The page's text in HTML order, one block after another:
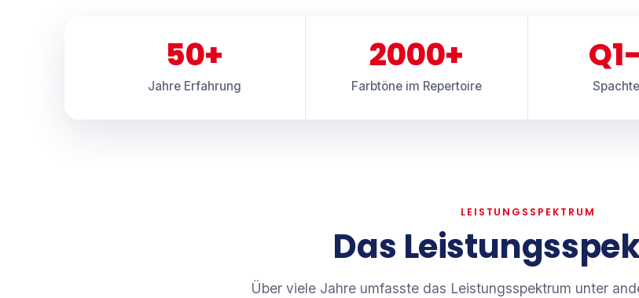
50+
Jahre Erfahrung
2000+
Farbtöne im Repertoire
LEISTUNGSSPEKTRUM
Das
Über viele Jahre umfasste das Leistungsspektrum unter